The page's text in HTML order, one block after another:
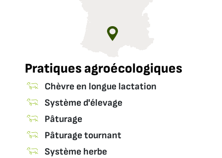
Pratiques agroécologiques
Chèvre en longue lactation
Système d'élevage
Pâturage
Pâturage tournant
Système herbe